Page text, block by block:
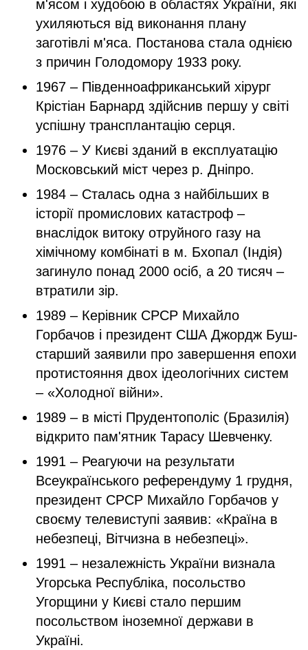
м'ясом і худобою в областях України, які
ухиляються від виконання плану
заготівлі м'яса. Постанова стала однією
з причин Голодомору 1933 року.
1967 – Південноафриканський хірург
Крістіан Барнард здійснив першу у світі
успішну трансплантацію серця.
1976 – У Києві зданий в експлуатацію
Московський міст через р. Дніпро.
1984 – Сталась одна з найбільших в
історії промислових катастроф –
внаслідок витоку отруйного газу на
хімічному комбінаті в м. Бхопал (Індія)
загинуло понад 2000 осіб, а 20 тисяч –
втратили зір.
1989 – Керівник СРСР Михайло
Горбачов і президент США Джордж Буш-
старший заявили про завершення епохи
протистояння двох ідеологічних систем
– «Холодної війни».
1989 – в місті Прудентополіс (Бразилія)
відкрито пам'ятник Тарасу Шевченку.
1991 – Реагуючи на результати
Всеукраїнського референдуму 1 грудня,
президент СРСР Михайло Горбачов у
своєму телевиступі заявив: «Країна в
небезпеці, Вітчизна в небезпеці».
1991 – незалежність України визнала
Угорська Республіка, посольство
Угорщини у Києві стало першим
посольством іноземної держави в
Україні.